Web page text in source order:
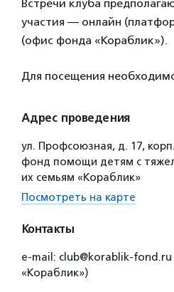
Встречи клуба
участия — онлайн
(офис фонда «Кораблик»).
Для посещения
Адрес проведения
ул. Профсоюзная, д. 17,
фонд помощи детям с
их семьям «Кораблик»
Посмотреть на карте
Контакты
e-mail: club@korablik-fond.ru
«Кораблик»)